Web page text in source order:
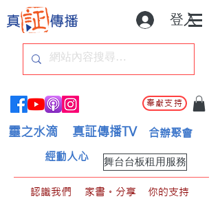
登入
奉獻支持
靈之水滴 真証傳播TV 合辦聚會
舞台台板租用服務
經動人心
認識我們 家書。分享
你的支持